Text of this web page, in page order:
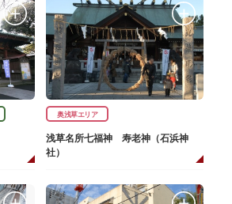
奥浅草エリア
浅草名所七福神 寿老神（石浜神
社）